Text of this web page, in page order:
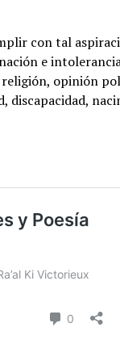
con tal
e
religión, opinión
discapacidad,